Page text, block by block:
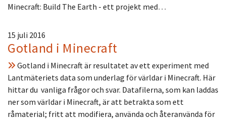
Minecraft: Build The Earth - ett projekt med…
15 juli 2016
Gotland i Minecraft
Gotland i Minecraft är resultatet av ett experiment med
Lantmäteriets data som underlag för världar i Minecraft. Här
hittar du vanliga frågor och svar. Datafilerna, som kan laddas
ner som världar i Minecraft, är att betrakta som ett
råmaterial; fritt att modifiera, använda och återanvända för